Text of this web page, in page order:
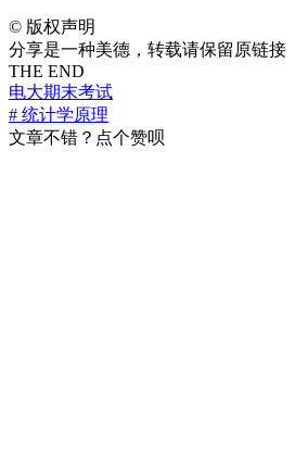
© 版权声明
分享是一种美德，转载请保留原链接
THE END
电大期末考试
# 统计学原理
文章不错？点个赞呗